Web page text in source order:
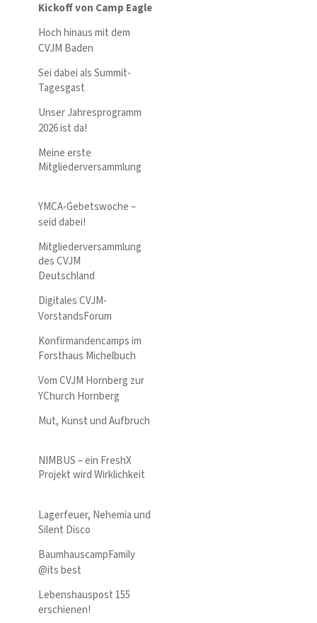
Kickoff von Camp Eagle
Hoch hinaus mit dem
CVJM Baden
Sei dabei als Summit-
Tagesgast
Unser Jahresprogramm
2026 ist da!
Meine erste
Mitgliederversammlung
YMCA-Gebetswoche –
seid dabei!
Mitgliederversammlung
des CVJM
Deutschland
Digitales CVJM-
VorstandsForum
Konfirmandencamps im
Forsthaus Michelbuch
Vom CVJM Hornberg zur
YChurch Hornberg
Mut, Kunst und Aufbruch
NIMBUS – ein FreshX
Projekt wird Wirklichkeit
Lagerfeuer, Nehemia und
Silent Disco
BaumhauscampFamily
@its best
Lebenshauspost 155
erschienen!